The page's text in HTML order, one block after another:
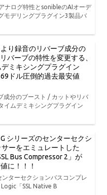
ナログ特性とsonibleのAIオーデ
モデリングプラグイン3製品バ
より録音のリバーブ成分の
バーブの特性を変更する、
ミキシングプラグイン
ドル圧倒的過去最安値
成分のブースト / カットやリバ
イムデミキシングプラグイン
G シリーズのセンターセクシ
ーをエミュレートした
Bus Compressor 2」が
に！！！
ンターセクションバスコンプレ
「SSL Native B